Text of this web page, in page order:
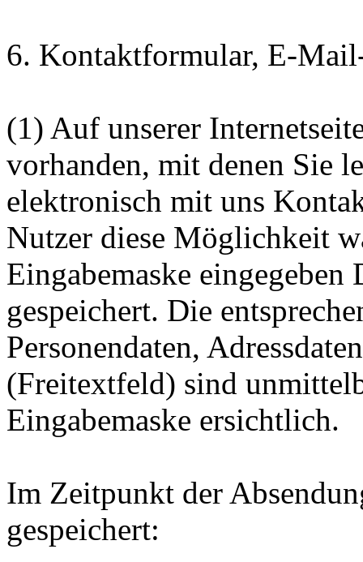
6. Kontaktformular, E-
(1) Auf unserer
vorhanden, mit denen Sie
elektronisch mit uns
Nutzer diese Möglichkeit
Eingabemaske
gespeichert. Die
Personendaten,
(Freitextfeld) sind
Eingabemaske ersichtlich.
Im Zeitpunkt der
gespeichert: